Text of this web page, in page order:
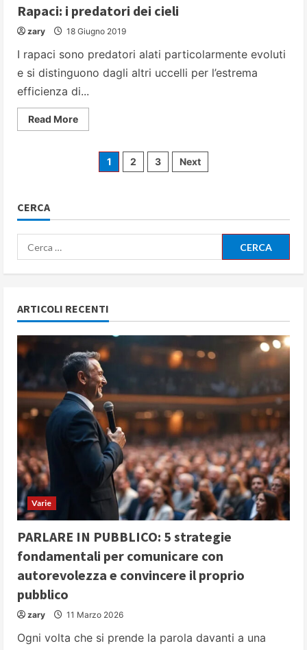
Rapaci: i predatori dei cieli
zary 18 Giugno 2019
I rapaci sono predatori alati particolarmente evoluti
e si distinguono dagli altri uccelli per l’estrema
efficienza di...
Read MoreRead
more
predatoriPaginazione
articoli
1 2 3 Next
CERCA
Ricerca
per:
ARTICOLI RECENTI
Varie
PARLARE IN PUBBLICO: 5 strategie
fondamentali per comunicare con
autorevolezza e convincere il proprio
pubblico
zary 11 Marzo 2026
Ogni volta che si prende la parola davanti a una